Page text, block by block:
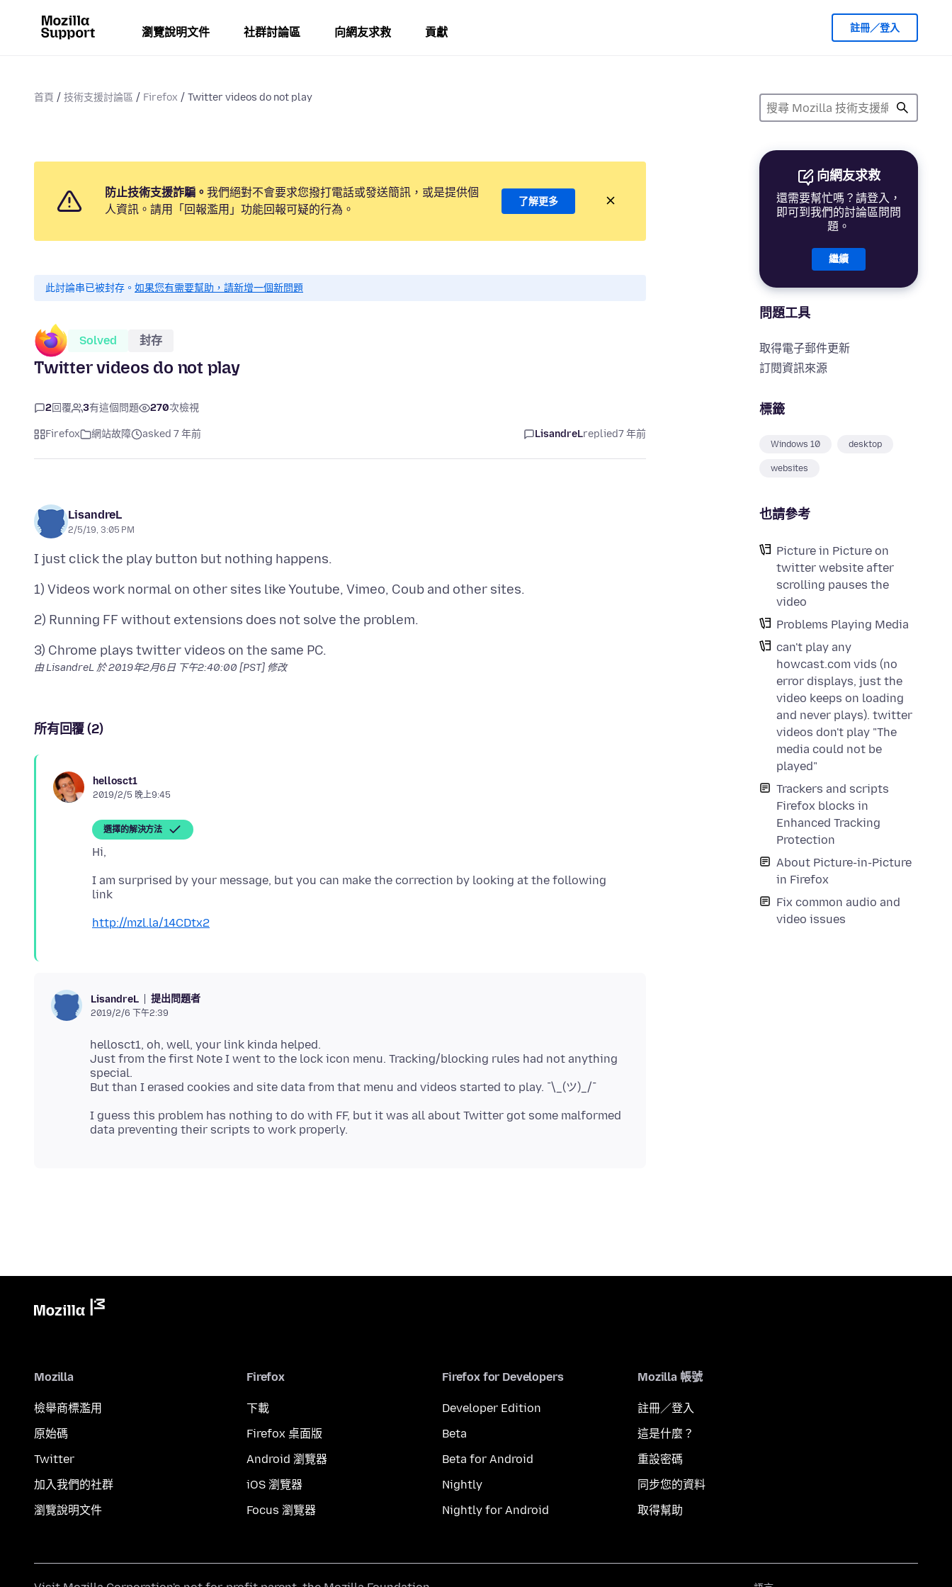
瀏覽說明文件 社群討論區 向網友求救 貢獻 註冊／登入
首頁 技術支援討論區 Firefox Twitter videos do not play
向網友求救
還需要幫忙嗎？請登入，
即可到我們的討論區問問
題。
繼續
問題工具
取得電子郵件更新
訂閱資訊來源
標籤
Windows 10 desktop
websites
也請參考
Picture in Picture on
twitter website after
scrolling pauses the
video
Problems Playing Media
can't play any
howcast.com vids (no
error displays, just the
video keeps on loading
and never plays). twitter
videos don't play "The
media could not be
played"
Trackers and scripts
Firefox blocks in
Enhanced Tracking
Protection
About Picture-in-Picture
in Firefox
Fix common audio and
video issues
防止技術支援詐騙。 我們絕對不會要求您撥打電話或發送簡訊，或是提供個
人資訊。請用「回報濫用」功能回報可疑的行為。
了解更多
此討論串已被封存。 如果您有需要幫助，請新增一個新問題
Solved 封存
Twitter videos do not play
2回覆 3有這個問題 270次檢視
Firefox 網站故障 asked 7 年前 LisandreLreplied7 年前
LisandreL
2/5/19, 3:05 PM
由 LisandreL 於2019年2月6日 下午2:40:00 [PST] 修改
所有回覆 (2)
hellosct1
2019/2/5 晚上9:45
選擇的解決方法
I am surprised by your message, but you can make the correction by looking at the following
http://mzl.la/14CDtx2
LisandreL 提出問題者
2019/2/6 下午2:39
hellosct1, oh, well, your link kinda helped.
Just from the first Note I went to the lock icon menu. Tracking/blocking rules had not anything
special.
I guess this problem has nothing to do with FF, but it was all about Twitter got some malformed
Mozilla
檢舉商標濫用
原始碼
Twitter
加入我們的社群
瀏覽說明文件
Firefox
下載
Firefox 桌面版
Android 瀏覽器
iOS 瀏覽器
Focus 瀏覽器
Firefox for Developers
Developer Edition
Beta
Beta for Android
Nightly
Nightly for Android
Mozilla 帳號
註冊／登入
這是什麼？
重設密碼
同步您的資料
取得幫助